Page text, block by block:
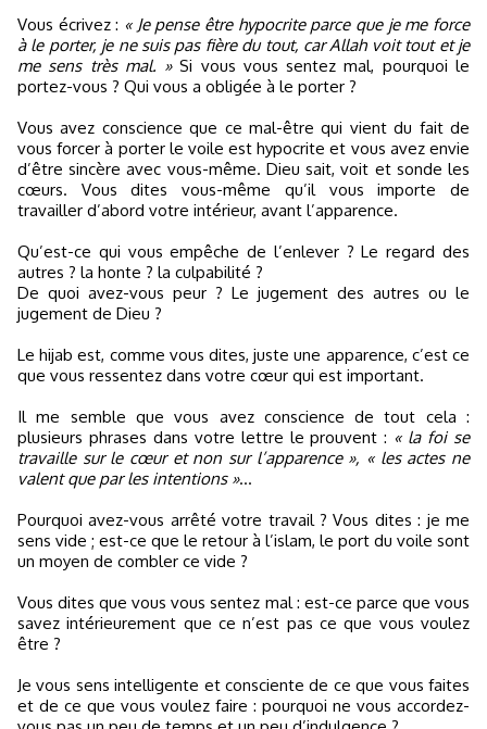
Vous écrivez : « Je pense être hypocrite parce que je me force
à le porter, je ne suis pas fière du tout, car Allah voit tout et je
me sens très mal. »Si vous vous sentez mal, pourquoi le
portez-vous ? Qui vous a obligée à le porter ?
Vous avez conscience que ce mal-être qui vient du fait de
vous forcer à porter le voile est hypocrite et vous avez envie
d’être sincère avec vous-même. Dieu sait, voit et sonde les
cœurs. Vous dites vous-même qu’il vous importe de
travailler d’abord votre intérieur, avant l’apparence.
Qu’est-ce qui vous empêche de l’enlever ? Le regard des
autres ? la honte ? la culpabilité ?
De quoi avez-vous peur ? Le jugement des autres ou le
jugement de Dieu ?
Le hijab est, comme vous dites, juste une apparence, c’est ce
que vous ressentez dans votre cœur qui est important.
Il me semble que vous avez conscience de tout cela :
plusieurs phrases dans votre lettre le prouvent : « la foi se
travaille sur le cœur et non sur l’apparence », « les actes ne
valent que par les intentions »…
Pourquoi avez-vous arrêté votre travail ? Vous dites : je me
sens vide ; est-ce que le retour à l’islam, le port du voile sont
un moyen de combler ce vide ?
Vous dites que vous vous sentez mal : est-ce parce que vous
savez intérieurement que ce n’est pas ce que vous voulez
être ?
Je vous sens intelligente et consciente de ce que vous faites
et de ce que vous voulez faire : pourquoi ne vous accordez-